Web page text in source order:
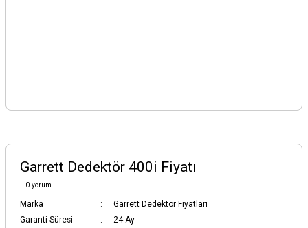
Garrett Dedektör 400i Fiyatı
0 yorum
Marka
Garrett Dedektör Fiyatları
Garanti Süresi
24 Ay